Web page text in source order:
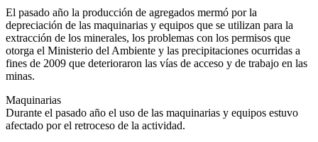
El pasado año la producción de agregados mermó por la
depreciación de las maquinarias y equipos que se utilizan para la
extracción de los minerales, los problemas con los permisos que
otorga el Ministerio del Ambiente y las precipitaciones ocurridas a
fines de 2009 que deterioraron las vías de acceso y de trabajo en las
minas.
Maquinarias
Durante el pasado año el uso de las maquinarias y equipos estuvo
afectado por el retroceso de la actividad.